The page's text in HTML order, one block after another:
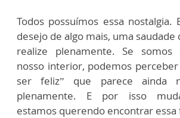
Todos possuímos essa nostalgia.
desejo de algo mais, uma saudade
realize plenamente. Se somos
nosso interior, podemos
ser feliz” que parece ainda
plenamente. E por isso
estamos querendo encontrar essa